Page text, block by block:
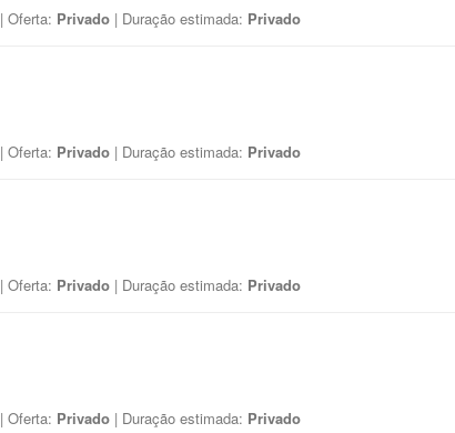
| Oferta: Privado | Duração estimada: Privado
| Oferta: Privado | Duração estimada: Privado
| Oferta: Privado | Duração estimada: Privado
| Oferta: Privado | Duração estimada: Privado